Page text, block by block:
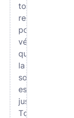
tout
recompter
pour
vérifier
que
la
somme
est
juste.
Tout